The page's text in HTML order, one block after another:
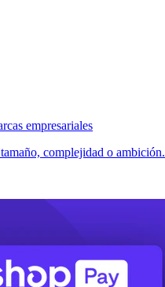
empresariales
complejidad o ambición.